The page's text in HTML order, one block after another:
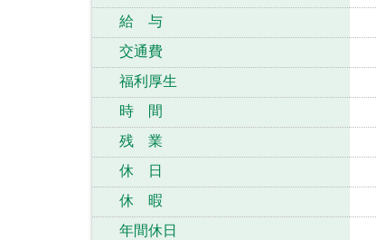
給 与
交通費
福利厚生
時 間
残 業
休 日
休 暇
年間休日